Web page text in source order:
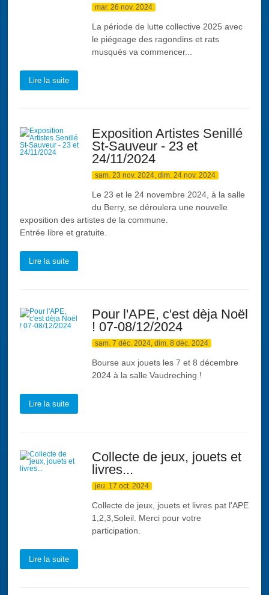
mar. 26 nov. 2024
La période de lutte collective 2025 avec
le piégeage des ragondins et rats
musqués va commencer...
Lire la suite
Exposition Artistes Senillé
St-Sauveur - 23 et
24/11/2024
sam. 23 nov. 2024, dim. 24 nov. 2024
Le 23 et le 24 novembre 2024, à la salle
du Berry, se déroulera une nouvelle
exposition des artistes de la commune.
Entrée libre et gratuite.
Lire la suite
Pour l'APE, c'est dèja Noël
! 07-08/12/2024
sam. 7 déc. 2024, dim. 8 déc. 2024
Bourse aux jouets les 7 et 8 décembre
2024 à la salle Vaudreching !
Lire la suite
Collecte de jeux, jouets et
livres...
jeu. 17 oct. 2024
Collecte de jeux, jouets et livres pat l'APE
1,2,3,Soleil. Merci pour votre
participation.
Lire la suite